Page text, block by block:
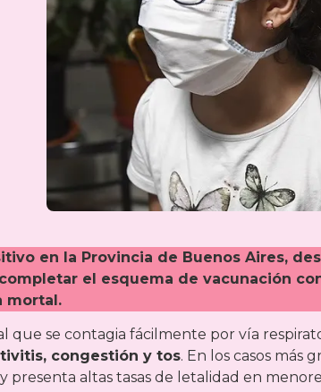
en la Provincia de Buenos Aires,
el esquema de vacunación
mortal.
que se contagia fácilmente por vía
congestión y tos. En los casos más
altas tasas de letalidad en